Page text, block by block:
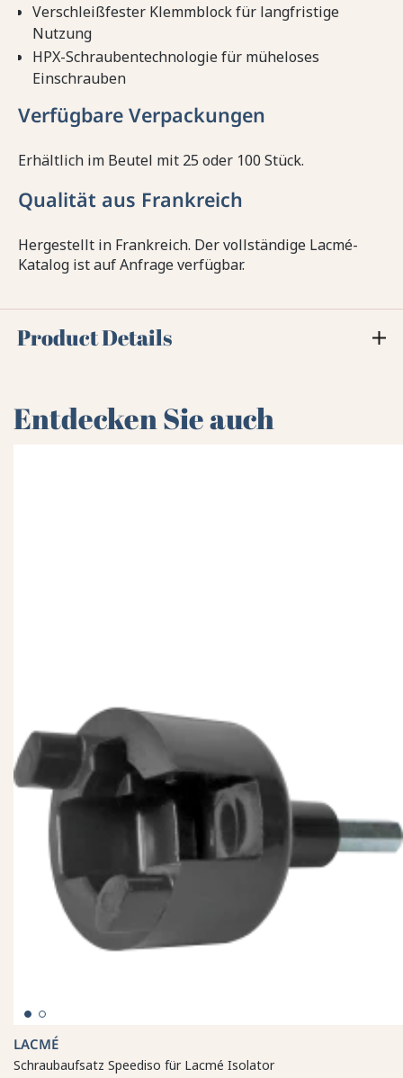
Verschleißfester Klemmblock für langfristige
Nutzung
HPX-Schraubentechnologie für müheloses
Einschrauben
Verfügbare Verpackungen
Erhältlich im Beutel mit 25 oder 100 Stück.
Qualität aus Frankreich
Hergestellt in Frankreich. Der vollständige Lacmé-
Katalog ist auf Anfrage verfügbar.
Product Details
Entdecken Sie auch
LACMÉ
Schraubaufsatz Speediso für Lacmé Isolator